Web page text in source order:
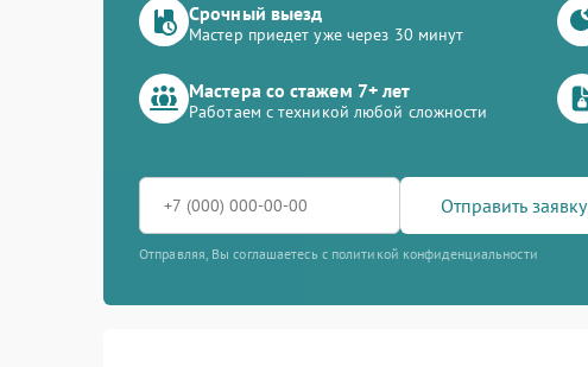
Срочный выезд
Мастер приедет уже через 30 минут
Мастера со стажем 7+ лет
Работаем с техникой любой сложности
Отправить заявку
Отправляя, Вы соглашаетесь с политикой конфиденциальности